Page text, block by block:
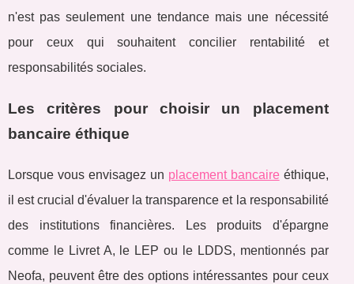
n'est pas seulement une tendance mais une nécessité
pour ceux qui souhaitent concilier rentabilité et
responsabilités sociales.
Les critères pour choisir un placement
bancaire éthique
Lorsque vous envisagez un placement bancaireéthique,
il est crucial d'évaluer la transparence et la responsabilité
des institutions financières. Les produits d'épargne
comme le Livret A, le LEP ou le LDDS, mentionnés par
Neofa, peuvent être des options intéressantes pour ceux